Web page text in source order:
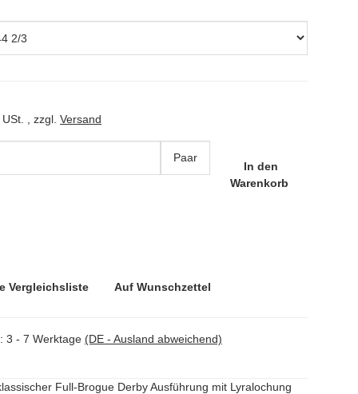
, zzgl. Versand
Vergleichsliste Auf Wunschzettel
Paar
In den
Warenkorb
3 - 7 Werktage (DE - Ausland abweichend)
Full-Brogue Derby Ausführung mit Lyralochung